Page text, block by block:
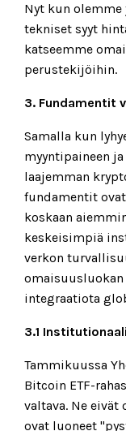
Nyt kun olemme
tekniset syyt
katseemme
perustekijöihin.
3. Fundamentit
Samalla kun
myyntipaineen
laajemman
fundamentit
koskaan
keskeisimpiä
verkon
omaisuusluokan
integraatiota
3.1
Tammikuussa
Bitcoin ETF-
valtava. Ne
ovat luoneet